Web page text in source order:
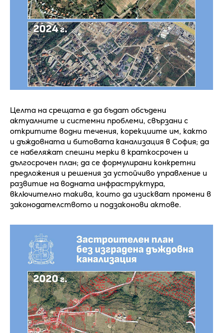
Целта на срещата е да бъдат обсъдени
актуалните и системни проблеми, свързани с
откритите водни течения, корекциите им, както
и дъждовната и битовата канализация в София; да
се набеляжат спешни мерки в краткосрочен и
дългосрочен план; да се формулирани конкретни
предложения и решения за устойчиво управление и
развитие на водната инфраструктура,
включително такива, които да изискват промени в
законодателството и подзаконови актове.